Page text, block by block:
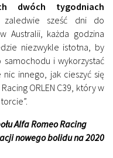
dwóch tygodniach
zaledwie sześć dni do
Australii, każda godzina
niezwykle istotna, by
i wykorzystać
innego, jak cieszyć się
ORLEN C39, który w
Alfa Romeo Racing
nowego bolidu na 2020